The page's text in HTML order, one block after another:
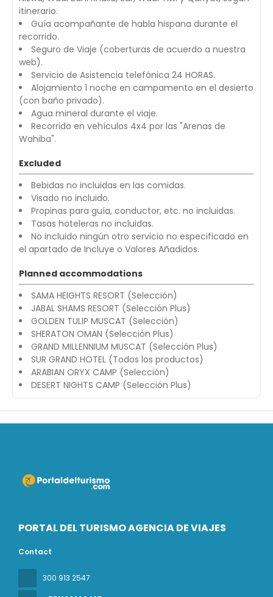
itinerario.
Guía acompañante de habla hispana durante el
recorrido.
Seguro de Viaje (coberturas de acuerdo a nuestra
web).
Servicio de Asistencia telefónica 24 HORAS.
Alojamiento 1 noche en campamento en el desierto
(con baño privado).
Agua mineral durante el viaje.
Recorrido en vehículos 4x4 por las "Arenas de
Wahiba".
Excluded
Bebidas no incluidas en las comidas.
Visado no incluido.
Propinas para guía, conductor, etc. no incluidas.
Tasas hoteleras no incluidas.
No incluido ningún otro servicio no especificado en
el apartado de Incluye o Valores Añadidos.
Planned accommodations
SAMA HEIGHTS RESORT (Selección)
JABAL SHAMS RESORT (Selección Plus)
GOLDEN TULIP MUSCAT (Selección)
SHERATON OMAN (Selección Plus)
GRAND MILLENNIUM MUSCAT (Selección Plus)
SUR GRAND HOTEL (Todos los productos)
ARABIAN ORYX CAMP (Selección)
DESERT NIGHTS CAMP (Selección Plus)
PORTAL DEL TURISMO AGENCIA DE VIAJES
Contact
300 913 2547